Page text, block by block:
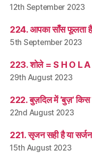
12th September 2023
224. आपका साँस फूलता
5th September 2023
223. शोले = S H O L A
29th August 2023
222. बुज़दिल में ‘बुज़’ किस
22nd August 2023
221. सृजन सही है या
15th August 2023